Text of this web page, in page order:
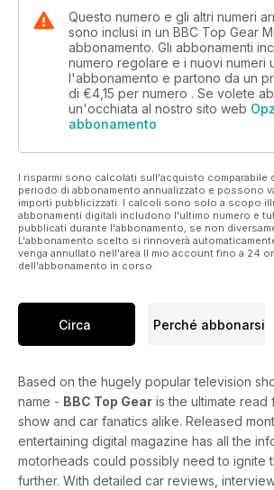
Questo numero e gli altri numeri
sono inclusi in un BBC Top Gear
abbonamento. Gli abbonamenti
numero regolare e i nuovi numeri
l'abbonamento e partono da un
di €4,15 per numero . Se volete
un'occhiata al nostro sito web
abbonamento
I risparmi sono calcolati sull'acquisto comparabile
periodo di abbonamento annualizzato e possono
importi pubblicizzati. I calcoli sono solo a scopo
abbonamenti digitali includono l'ultimo numero e
pubblicati durante l'abbonamento, se non
L'abbonamento scelto si rinnoverà
venga annullato nell'area Il mio account fino a 24
dell'abbonamento in corso.
Circa Perché abbonarsi
Based on the hugely popular television
name - BBC Top Gear is the ultimate read
show and car fanatics alike. Released
entertaining digital magazine has all the
motorheads could possibly need to ignite
further. With detailed car reviews,